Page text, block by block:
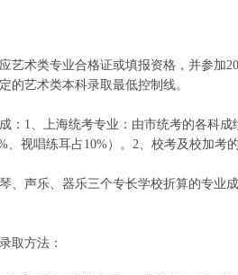
术类专业合格证或填报资格，并参加
的艺术类本科录取最低控制线。
1、上海统考专业：由市统考的各科成
、视唱练耳占10%）。2、校考及校加考
声乐、器乐三个专长学校折算的专业
方法：